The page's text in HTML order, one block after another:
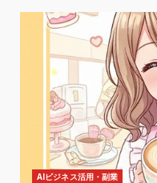
AIビジネス活用・副業